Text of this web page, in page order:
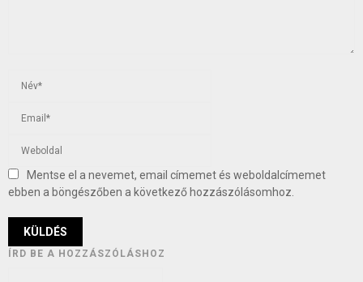
Mentse el a nevemet, email címemet és weboldalcímemet
ebben a böngészőben a következő hozzászólásomhoz.
ÍRD BE A HOZZÁSZÓLÁSHOZ